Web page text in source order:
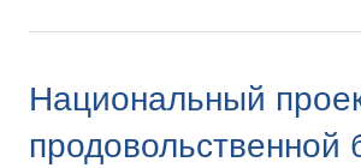
Национальный
продовольственной